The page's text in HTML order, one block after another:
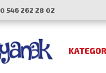
0 546 262 28 02